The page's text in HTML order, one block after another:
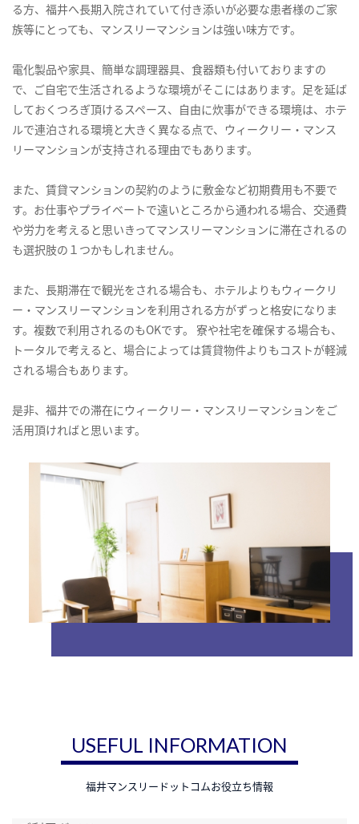
る方、福井へ長期入院されていて付き添いが必要な患者様のご家
族等にとっても、マンスリーマンションは強い味方です。
電化製品や家具、簡単な調理器具、食器類も付いておりますの
で、ご自宅で生活されるような環境がそこにはあります。足を延ば
しておくつろぎ頂けるスペース、自由に炊事ができる環境は、ホテ
ルで連泊される環境と大きく異なる点で、ウィークリー・マンス
リーマンションが支持される理由でもあります。
また、賃貸マンションの契約のように敷金など初期費用も不要で
す。お仕事やプライベートで遠いところから通われる場合、交通費
や労力を考えると思いきってマンスリーマンションに滞在されるの
も選択肢の１つかもしれません。
また、長期滞在で観光をされる場合も、ホテルよりもウィークリ
ー・マンスリーマンションを利用される方がずっと格安になりま
す。複数で利用されるのもOKです。 寮や社宅を確保する場合も、
トータルで考えると、場合によっては賃貸物件よりもコストが軽減
される場合もあります。
是非、福井での滞在にウィークリー・マンスリーマンションをご
活用頂ければと思います。
USEFUL INFORMATION
福井マンスリードットコムお役立ち情報